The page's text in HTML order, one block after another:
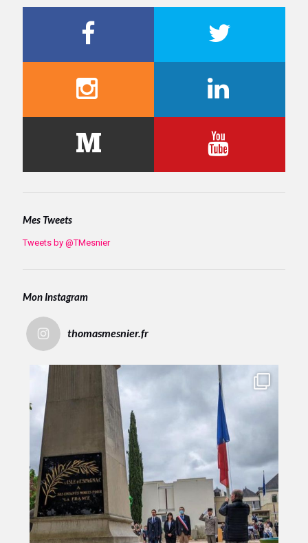
Mes Tweets
Tweets by @TMesnier
Mon Instagram
thomasmesnier.fr